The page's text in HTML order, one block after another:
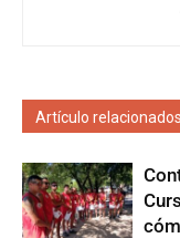
Artículo relacionados